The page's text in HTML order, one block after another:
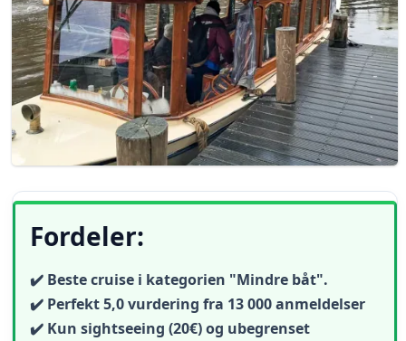
Fordeler:
✔️ Beste cruise i kategorien "Mindre båt".
✔️ Perfekt 5,0 vurdering fra 13 000 anmeldelser
✔️ Kun sightseeing (20€) og ubegrenset